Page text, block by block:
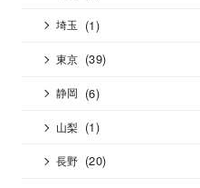
埼玉 (1)
東京 (39)
静岡 (6)
山梨 (1)
長野 (20)